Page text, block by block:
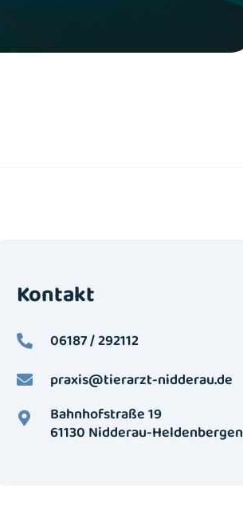
Kontakt
06187 / 292112
praxis@tierarzt-nidderau.de
Bahnhofstraße 19
61130 Nidderau-Heldenbergen